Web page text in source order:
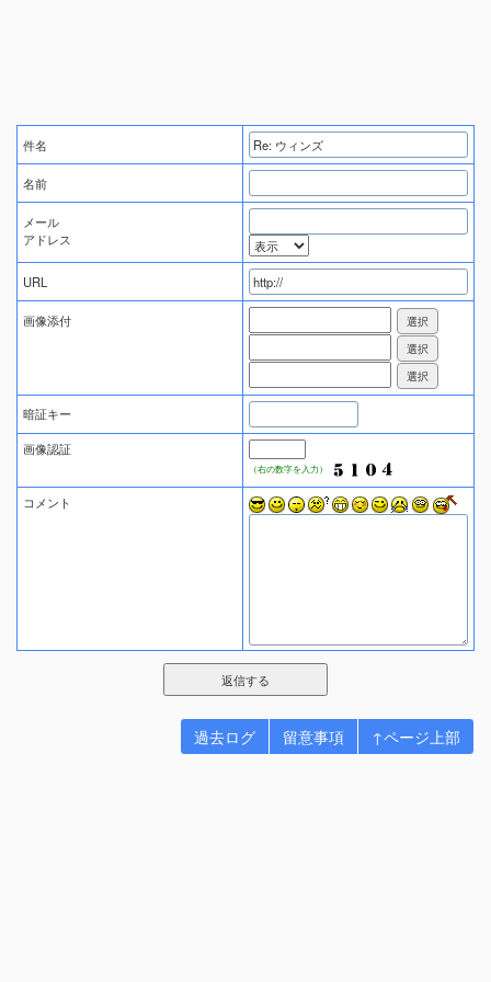
件名
名前
メール
アドレス
URL
画像添付
暗証キー
画像認証
（右の数字を入力）
コメント
過去ログ 留意事項 ↑ページ上部